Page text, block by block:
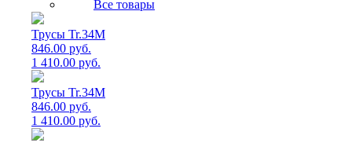
Все товары
Трусы Tr.34M
846.00 руб.
1 410.00 руб.
Трусы Tr.34M
846.00 руб.
1 410.00 руб.